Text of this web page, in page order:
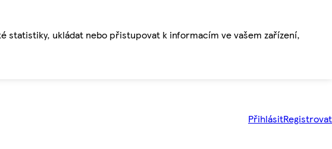
statistiky, ukládat nebo přistupovat k informacím ve vašem zařízení,
PřihlásitRegistrovat